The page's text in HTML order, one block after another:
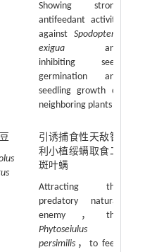
Showing strong
antifeedant activity
against Spodoptera
exiguaand
inhibiting seed
germination and
seedling growth of
neighboring plants
引诱捕食性天敌智
利小植绥螨取食二
斑叶螨
Attracting the
predatory natural
enemy，the
Phytoseiulus
persimilis，to feed